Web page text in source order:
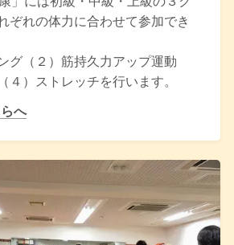
ぞれの体力に合わせて参加でき
グ（２）筋持久力アップ運動
４）ストレッチを行います。
へ